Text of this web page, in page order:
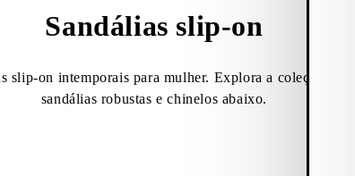
Sandálias slip-on
slip-on intemporais para mulher. Explora a coleção de
sandálias robustas e chinelos abaixo.